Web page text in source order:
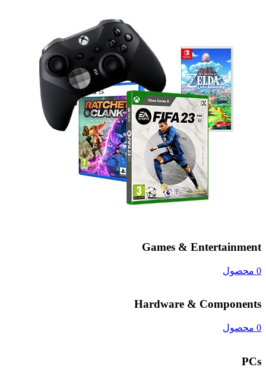
Games & Entertainment
0 محصول
Hardware & Components
0 محصول
PCs